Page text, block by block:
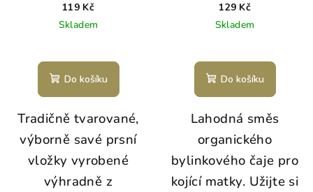
119 Kč
Skladem
Do košíku
Tradičně tvarované,
výborně savé prsní
vložky vyrobené
výhradně z
129 Kč
Skladem
Do košíku
Lahodná směs
organického
bylinkového čaje pro
kojící matky. Užijte si